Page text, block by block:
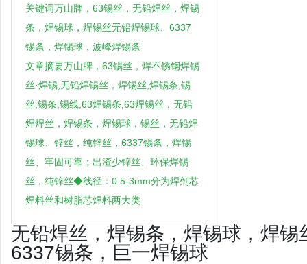
关键词万山牌，63锡丝，无铅焊丝，焊锡
条，焊锡球，焊锡丝无铅焊锡球、6337
锡条，焊锡球，波峰焊锡条
文章摘要万山牌，63锡丝，焊不锈钢焊锡
丝·焊锡,无铅焊锡丝，焊锡丝,焊锡条,锡
丝,锡条,锡线,63焊锡条,63焊锡丝，无铅
焊焊丝，焊锡条，焊锡球，锡丝，无铅焊
锡球、锌丝，纯锌丝，6337锡条，焊锡
丝、牢固可靠；出渣少锌丝、环保焊锡
丝，纯锌丝◆线径：0.5-3mm分为焊剂芯
焊料丝和树脂芯焊料两大类
无铅焊丝，焊锡条，焊锡球，焊
6337锡条，巨一焊锡球